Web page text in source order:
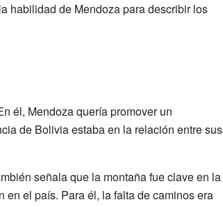
habilidad de Mendoza para describir los
él, Mendoza quería promover un
de Bolivia estaba en la relación entre sus
señala que la montaña fue clave en la
el país. Para él, la falta de caminos era